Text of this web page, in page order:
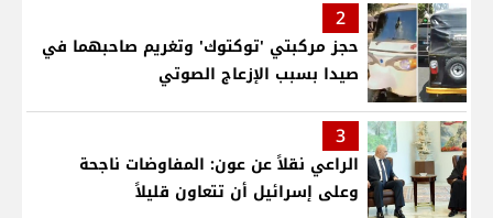
2
حجز مركبتي 'توكتوك' وتغريم صاحبهما في
صيدا بسبب الإزعاج الصوتي
3
الراعي نقلاً عن عون: المفاوضات ناجحة
وعلى إسرائيل أن تتعاون قليلاً